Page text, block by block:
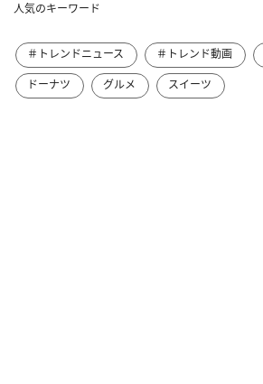
人気のキーワード
＃トレンドニュース ＃トレンド動画
ドーナツ
グルメ スイーツ